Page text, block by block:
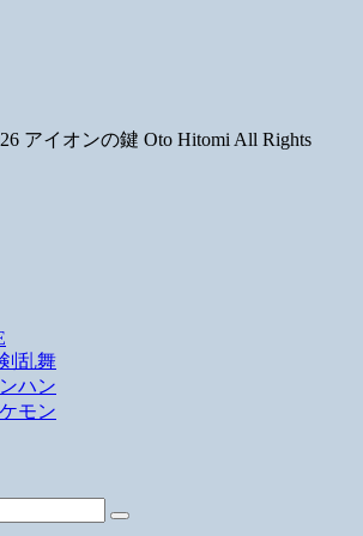
アイオンの鍵 Oto Hitomi All Rights
乱舞
ハン
モン